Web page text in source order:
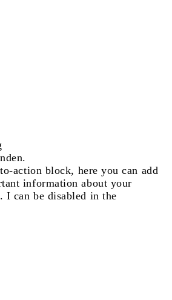
action block, here you can add
information about your
I can be disabled in the